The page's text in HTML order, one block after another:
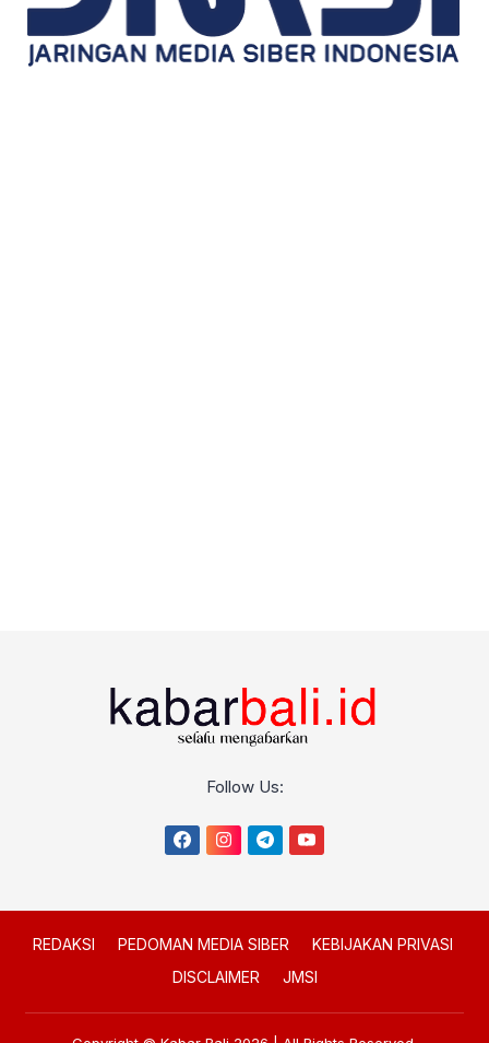
Follow Us:
REDAKSI PEDOMAN MEDIA SIBER
KEBIJAKAN PRIVASI
DISCLAIMER
JMSI